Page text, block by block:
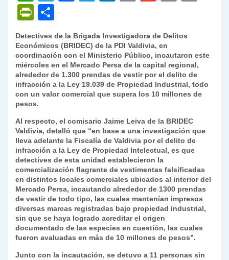
h
at
s
A
p
p
gr
a
m
e
b
o
o
er e
dI
n
y
Li
n
k
l
l
P
ri
nt
Fr
ie
n
dl
y
o
m
p
ar
tir
Detectives de la Brigada Investigadora de Delitos
Económicos (BRIDEC) de la PDI Valdivia, en
coordinación con el Ministerio Público, incautaron este
miércoles en el Mercado Persa de la capital regional,
alrededor de 1.300 prendas de vestir por el delito de
infracción a la Ley 19.039 de Propiedad Industrial, todo
con un valor comercial que supera los 10 millones de
pesos.
Al respecto, el comisario Jaime Leiva de la BRIDEC
Valdivia, detalló que “en base a una investigación que
lleva adelante la Fiscalía de Valdivia por el delito de
infracción a la Ley de Propiedad Intelectual, es que
detectives de esta unidad establecieron la
comercialización flagrante de vestimentas falsificadas
en distintos locales comerciales ubicados al interior del
Mercado Persa, incautando alrededor de 1300 prendas
de vestir de todo tipo, las cuales mantenían impresos
diversas marcas registradas bajo propiedad industrial,
sin que se haya logrado acreditar el origen
documentado de las especies en cuestión, las cuales
fueron avaluadas en más de 10 millones de pesos”.
Junto con la incautación, se detuvo a 11 personas sin